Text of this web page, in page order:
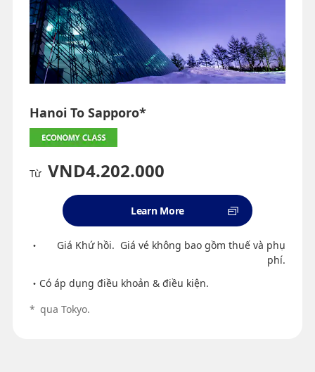
Hanoi To Sapporo*
Từ VND4.202.000
Learn More
Giá Khứ hồi. Giá vé không bao gồm thuế và phụ
phí.
Có áp dụng điều khoản & điều kiện.
* qua Tokyo.